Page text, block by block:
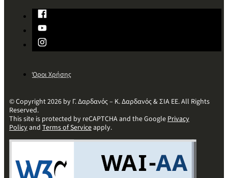
Όροι Χρήσης
© Copyright 2026 by Γ. Δαρδανός – Κ. Δαρδανός & ΣΙΑ ΕΕ. All Rights
Reserved.
This site is protected by reCAPTCHA and the GooglePrivacy
Policyand Terms of Serviceapply.